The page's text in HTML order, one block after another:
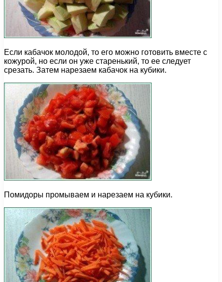
Если кабачок молодой, то его можно готовить вместе с
кожурой, но если он уже старенький, то ее следует
срезать. Затем нарезаем кабачок на кубики.
Помидоры промываем и нарезаем на кубики.